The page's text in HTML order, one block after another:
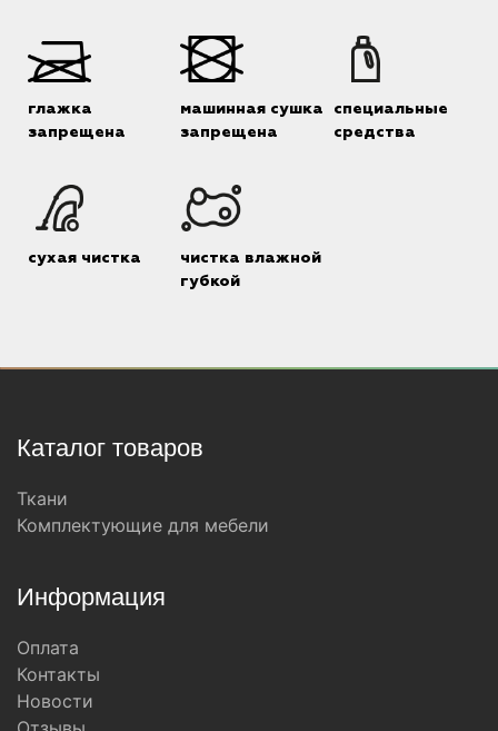
глажка
запрещена
машинная сушка
запрещена
специальные
средства
сухая чистка
чистка влажной
губкой
Каталог товаров
Ткани
Комплектующие для мебели
Информация
Оплата
Контакты
Новости